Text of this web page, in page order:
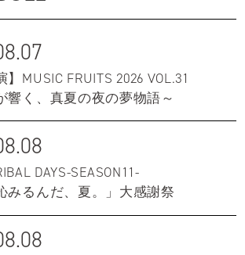
】MUSIC FRUITS 2026 VOL.31
響く、真夏の夜の夢物語～
DAYS-SEASON11-
みるんだ、夏。」大感謝祭